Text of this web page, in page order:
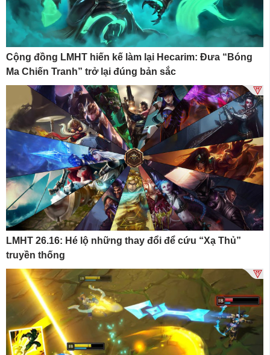
Cộng đồng LMHT hiến kế làm lại Hecarim: Đưa “Bóng
Ma Chiến Tranh” trở lại đúng bản sắc
LMHT 26.16: Hé lộ những thay đổi để cứu “Xạ Thủ”
truyền thống